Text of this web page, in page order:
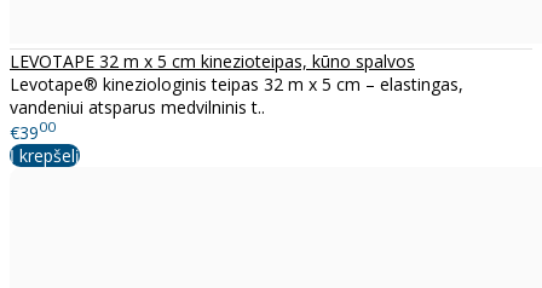
LEVOTAPE 32 m x 5 cm kinezioteipas, kūno spalvos
Levotape® kineziologinis teipas 32 m x 5 cm – elastingas,
vandeniui atsparus medvilninis t..
€3900
Į krepšelį